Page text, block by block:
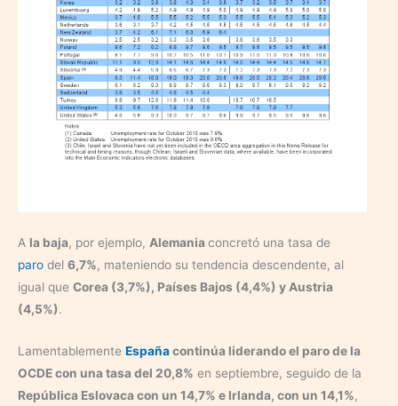
A la baja, por ejemplo, Alemania concretó una tasa de
paro del 6,7%, mateniendo su tendencia descendente, al
igual que Corea (3,7%), Países Bajos (4,4%) y Austria
(4,5%).
Lamentablemente Españacontinúa liderando el paro de la
OCDE con una tasa del 20,8% en septiembre, seguido de la
República Eslovaca con un 14,7% e Irlanda, con un 14,1%,